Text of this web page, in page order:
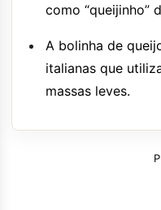
como “queijinho”
A bolinha de
italianas que
massas leves.